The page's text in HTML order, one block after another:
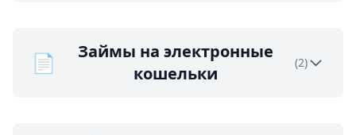
📄
Займы на электронные
кошельки
(2)